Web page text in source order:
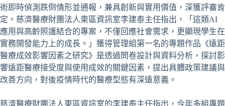
術即時偵測跌倒情形並通報，兼具創新與實用價值，深獲評審肯
定。慈濟醫療財團法人東區資訊室李建泰主任指出，「這類AI
應用與高齡照護結合的專案，不僅回應社會需求，更顯現學生在
實務開發能力上的成長。」獲得管理組第一名的專題作品《遠距
醫療成效影響因素之研究》是透過問卷設計與資料分析，探討影
響遠距醫療接受度與使用成效的關鍵因素，提出具體政策建議與
改善方向，對後疫情時代的醫療型態有深遠意義。
慈濟醫療財團法人東區資訊室的李建泰主任指出，今年多組專題